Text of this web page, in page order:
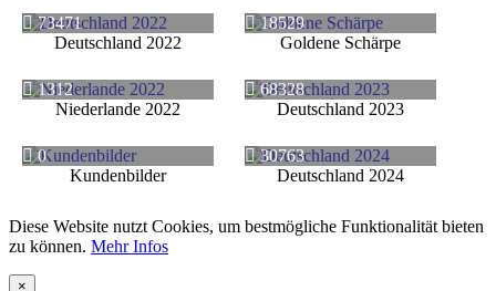
73471
Deutschland 2022
18529
Goldene Schärpe
1312
Niederlande 2022
68328
Deutschland 2023
0
Kundenbilder
30763
Deutschland 2024
Diese Website nutzt Cookies, um bestmögliche Funktionalität bieten
zu können. Mehr Infos
×